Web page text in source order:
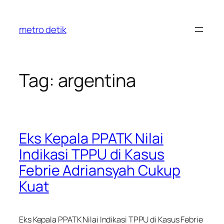
content
metro detik
Tag: argentina
Eks Kepala PPATK Nilai
Indikasi TPPU di Kasus
Febrie Adriansyah Cukup
Kuat
Eks Kepala PPATK Nilai Indikasi TPPU di Kasus Febrie